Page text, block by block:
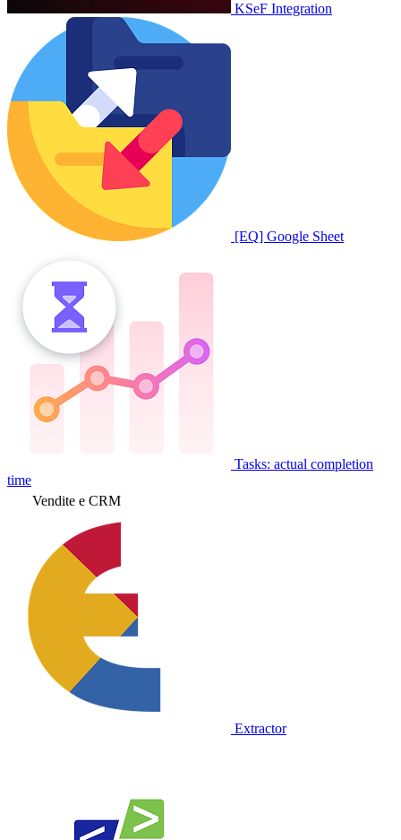
KSeF Integration
[EQ] Google Sheet
Tasks: actual completion
time
Vendite e CRM
Extractor